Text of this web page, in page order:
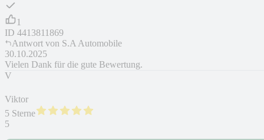
1
ID 4413811869
Antwort von S.A Automobile
30.10.2025
Vielen Dank für die gute Bewertung.
V
Viktor
5 Sterne
5